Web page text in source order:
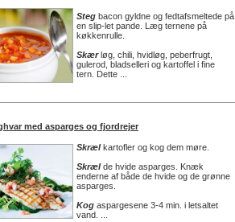
Steg bacon gyldne og fedtafsmeltede på
en slip-let pande. Læg ternene på
køkkenrulle.
Skærløg, chili, hvidløg, peberfrugt,
gulerod, bladselleri og kartoffel i fine
tern. Dette ...
med asparges og fjordrejer
Skrælkartofler og kog dem møre.
Skrælde hvide asparges. Knæk
enderne af både de hvide og de grønne
asparges.
Kog aspargesene 3-4 min. i letsaltet
vand. ...